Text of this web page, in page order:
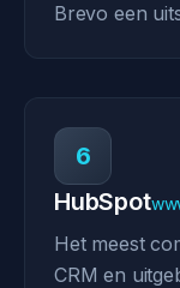
Brevo een
6
HubSpot
Het meest
CRM en